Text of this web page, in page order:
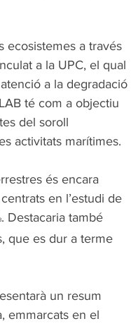
ecosistemes a través
a la UPC, el qual
a la degradació
té com a objectiu
del soroll
activitats marítimes.
és encara
en l’estudi de
. Destacaria també
que es dur a terme
un resum
emmarcats en el